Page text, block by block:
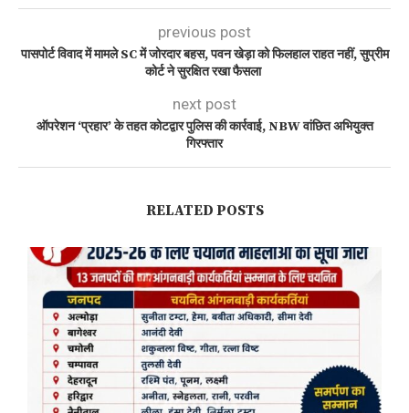
previous post
पासपोर्ट विवाद में मामले SC में जोरदार बहस, पवन खेड़ा को फिलहाल राहत नहीं, सुप्रीम
कोर्ट ने सुरक्षित रखा फैसला
next post
ऑपरेशन ‘प्रहार’ के तहत कोटद्वार पुलिस की कार्रवाई, NBW वांछित अभियुक्त
गिरफ्तार
RELATED POSTS